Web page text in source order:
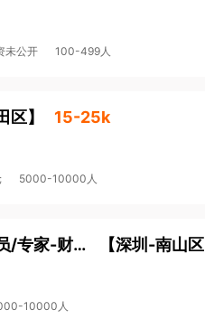
未公开 100-499人
区】 15-25k
5000-10000人
蚂蚁集团-全面风险高级专员/专家-财保业务 【深圳-南山区
10000人